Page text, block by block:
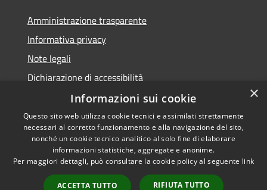
Amministrazione trasparente
Informativa privacy
Note legali
Dichiarazione di accessibilità
Accessibilità
Privacy
Copyright © 2026 • Comune di
Guarcino • Powered by
Municipium•Accesso
redazione
×
Informazioni sui cookie
Questo sito web utilizza cookie tecnici e assimilati strettamente
necessari al corretto funzionamento e alla navigazione del sito,
nonché un cookie tecnico analitico al solo fine di elaborare
informazioni statistiche, aggregate e anonime.
Per maggiori dettagli, può consultare la cookie policy al seguente link
ACCETTA TUTTO RIFIUTA TUTTO